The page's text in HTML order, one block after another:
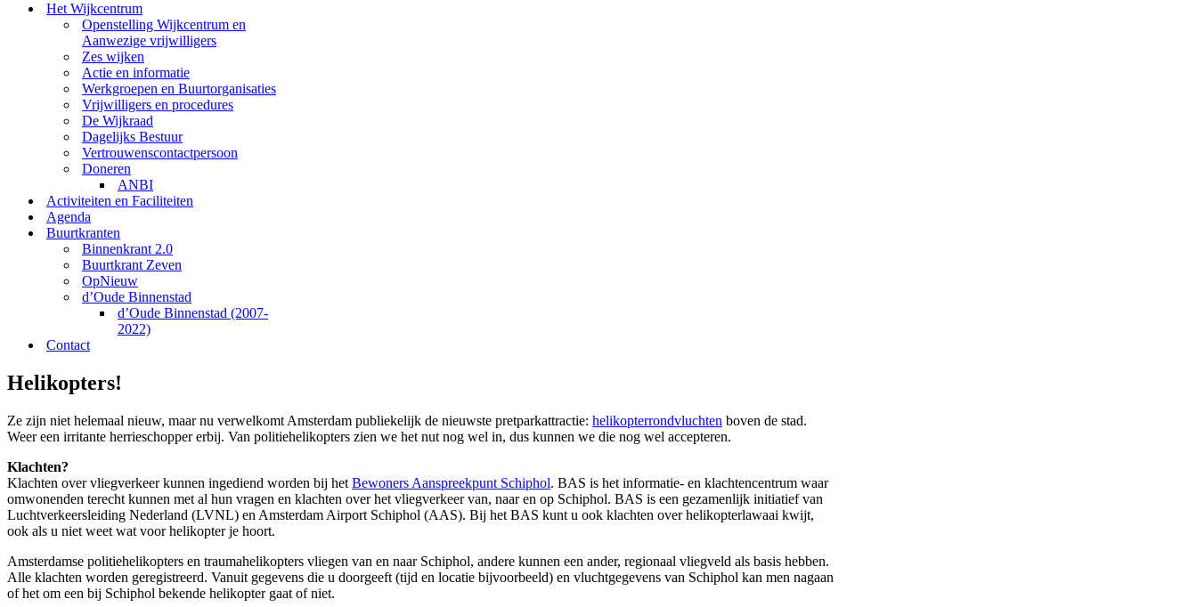
Het Wijkcentrum
Openstelling Wijkcentrum en
Aanwezige vrijwilligers
Zes wijken
Actie en informatie
Werkgroepen en Buurtorganisaties
Vrijwilligers en procedures
De Wijkraad
Dagelijks Bestuur
Vertrouwenscontactpersoon
Doneren
ANBI
Activiteiten en Faciliteiten
Agenda
Buurtkranten
Binnenkrant 2.0
Buurtkrant Zeven
OpNieuw
d’Oude Binnenstad
d’Oude Binnenstad (2007-
2022)
Contact
Helikopters!
Ze zijn niet helemaal nieuw, maar nu verwelkomt Amsterdam publiekelijk de nieuwste pretparkattractie: helikopterrondvluchten boven de stad.
Weer een irritante herrieschopper erbij. Van politiehelikopters zien we het nut nog wel in, dus kunnen we die nog wel accepteren.
Klachten?
Klachten over vliegverkeer kunnen ingediend worden bij het Bewoners Aanspreekpunt Schiphol. BAS is het informatie- en klachtencentrum waar
omwonenden terecht kunnen met al hun vragen en klachten over het vliegverkeer van, naar en op Schiphol. BAS is een gezamenlijk initiatief van
Luchtverkeersleiding Nederland (LVNL) en Amsterdam Airport Schiphol (AAS). Bij het BAS kunt u ook klachten over helikopterlawaai kwijt,
ook als u niet weet wat voor helikopter je hoort.
Amsterdamse politiehelikopters en traumahelikopters vliegen van en naar Schiphol, andere kunnen een ander, regionaal vliegveld als basis hebben.
Alle klachten worden geregistreerd. Vanuit gegevens die u doorgeeft (tijd en locatie bijvoorbeeld) en vluchtgegevens van Schiphol kan men nagaan
of het om een bij Schiphol bekende helikopter gaat of niet.